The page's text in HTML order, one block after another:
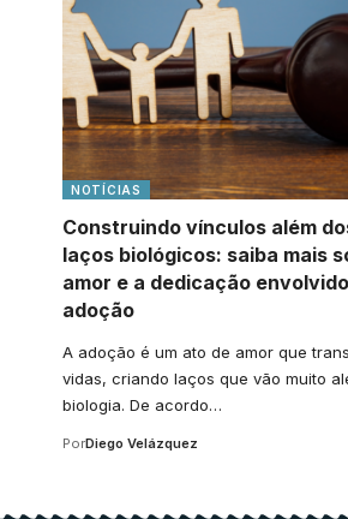
NOTÍCIAS
Construindo vínculos além
laços biológicos: saiba mais
amor e a dedicação
adoção
A adoção é um ato de amor que
vidas, criando laços que vão muito
biologia. De acordo…
PorDiego Velázquez